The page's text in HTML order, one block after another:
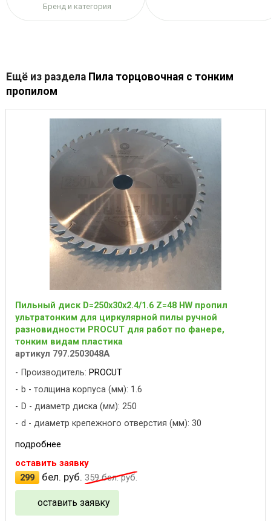
Бренд и категория
Ещё из раздела Пила торцовочная с тонким
пропилом
Пильный диск D=250x30x2.4/1.6 Z=48 HW пропил
ультратонким для циркулярной пилы ручной
разновидности PROCUT для работ по фанере,
тонким видам пластика
артикул 797.2503048A
Производитель: PROCUT
b - толщина корпуса (мм): 1.6
D - диаметр диска (мм): 250
d - диаметр крепежного отверстия (мм): 30
подробнее
оставить заявку
299
бел. руб. 359бел. руб.
оставить заявку